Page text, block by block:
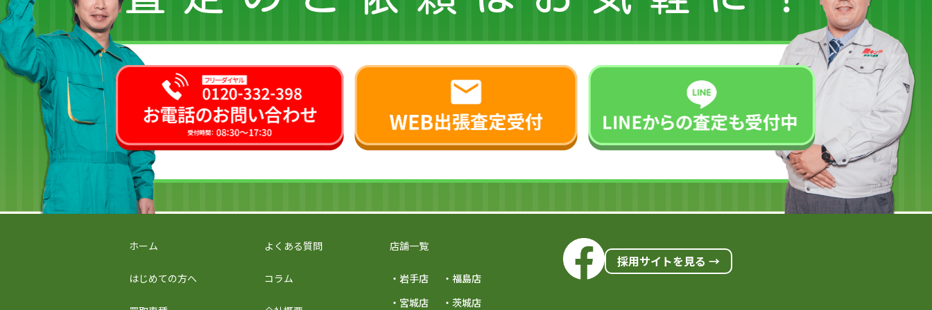
ホーム
はじめての方へ
よくある質問
コラム
店舗一覧
・岩手店
・宮城店
・福島店
・茨城店
採用サイトを見る →